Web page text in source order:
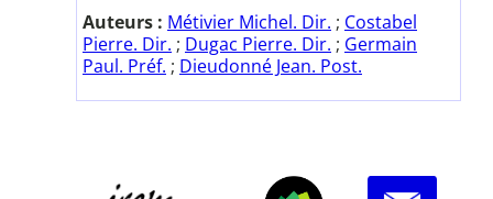
Auteurs : Métivier Michel. Dir. ; Costabel
Pierre. Dir. ; Dugac Pierre. Dir. ; Germain
Paul. Préf. ; Dieudonné Jean. Post.